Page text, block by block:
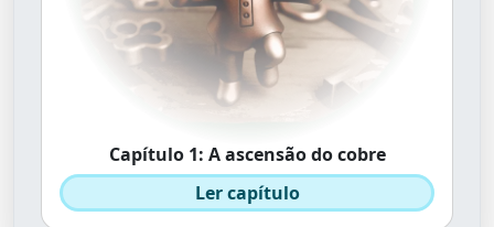
Capítulo 1: A ascensão do cobre
Ler capítulo